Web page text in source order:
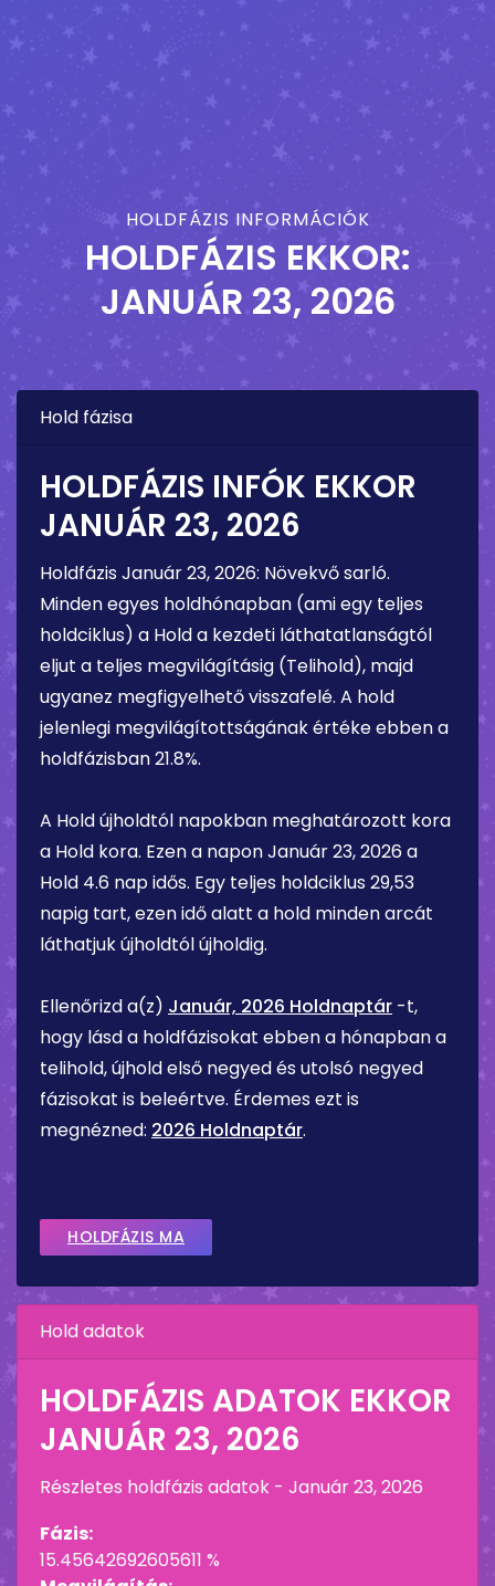
HOLDFÁZIS INFORMÁCIÓK
HOLDFÁZIS EKKOR:
JANUÁR 23, 2026
Hold fázisa
HOLDFÁZIS INFÓK EKKOR
JANUÁR 23, 2026
Holdfázis Január 23, 2026: Növekvő sarló.
Minden egyes holdhónapban (ami egy teljes
holdciklus) a Hold a kezdeti láthatatlanságtól
eljut a teljes megvilágításig (Telihold), majd
ugyanez megfigyelhető visszafelé. A hold
jelenlegi megvilágítottságának értéke ebben a
holdfázisban21.8%.
A Hold újholdtól napokban meghatározott kora
a Hold kora. Ezen a naponJanuár 23, 2026 a
Hold 4.6 napidős. Egy teljes holdciklus 29,53
napig tart, ezen idő alatt a hold minden arcát
láthatjuk újholdtól újholdig.
Ellenőrizd a(z) Január, 2026 Holdnaptár -t,
hogy lásd a holdfázisokat ebben a hónapban a
telihold, újhold első negyed és utolsó negyed
fázisokat is beleértve. Érdemes ezt is
megnézned: 2026 Holdnaptár.
HOLDFÁZIS MA
Hold adatok
HOLDFÁZIS ADATOK EKKOR
JANUÁR 23, 2026
Részletes holdfázis adatok - Január 23, 2026
Fázis:
15.45642692605611 %